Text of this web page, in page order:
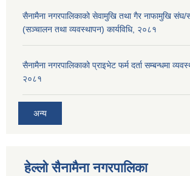
सैनामैना नगरपालिकाको सेवामुखि तथा गैर नाफामुखि
(सञ्चालन तथा व्यवस्थापन) कार्यविधि, २०८१
सैनामैना नगरपालिकाको प्राइभेट फर्म दर्ता सम्बन्धमा
२०८१
अन्य
हेल्लो सैनामैना नगरपालिका